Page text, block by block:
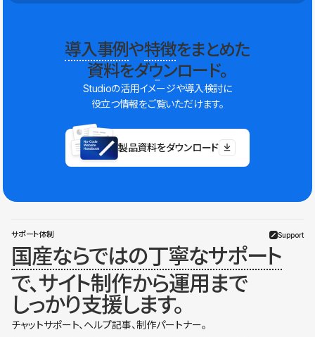
導入事例や特徴をまとめた
資料をダウンロード。
Studioの活用イメージや導入検討に
役立つ情報をご覧いただけます。
製品資料をダウンロード
サポート体制 Support
国産ならではの丁寧なサポート
で、サイト制作から運用まで
しっかり支援します。
チャットサポート、ヘルプ記事、制作パートナー。